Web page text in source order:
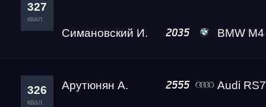
327
квал.
Симановский И. 2035 BMW M4 Crazy
326
квал.
Арутюнян А. 2555 Audi